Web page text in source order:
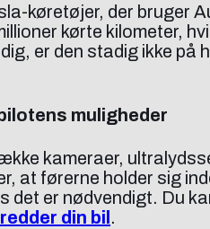
køretøjer, der bruger
kørte kilometer,
er den stadig ikke på
muligheder
kameraer,
at førerne holder sig
det er nødvendigt. Du
din bil .